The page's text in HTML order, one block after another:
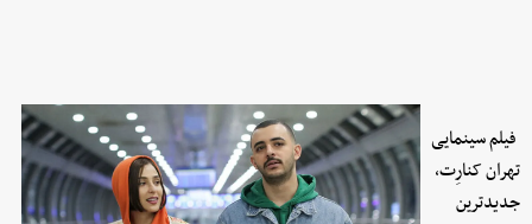
فیلم سینمایی
تهران کنارِت،
جدیدترین